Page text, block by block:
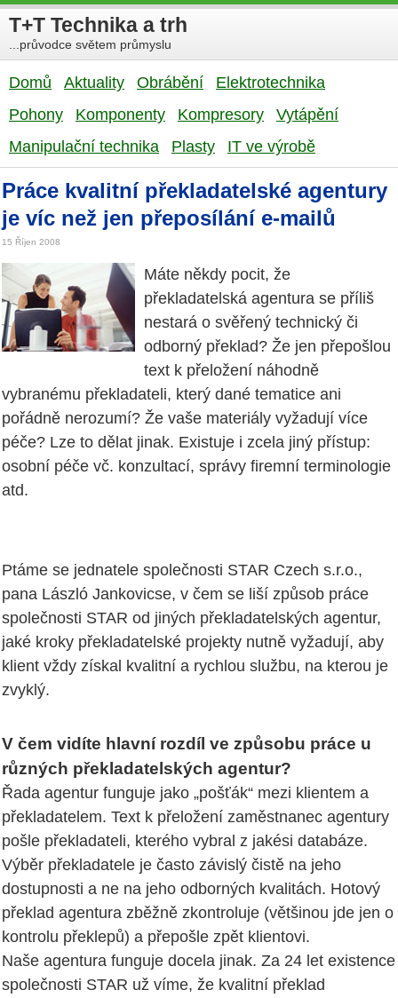
T+T Technika a trh
...průvodce světem průmyslu
Domů Aktuality Obrábění
Elektrotechnika
Pohony
Komponenty Kompresory
Vytápění
Manipulační technika
Plasty IT ve výrobě
Práce kvalitní překladatelské agentury
je víc než jen přeposílání e-mailů
15 Říjen 2008
Máte někdy pocit, že
překladatelská agentura se příliš
nestará o svěřený technický či
odborný překlad? Že jen přepošlou
text k přeložení náhodně
vybranému překladateli, který dané tematice ani
pořádně nerozumí? Že vaše materiály vyžadují více
péče? Lze to dělat jinak. Existuje i zcela jiný přístup:
osobní péče vč. konzultací, správy firemní terminologie
atd.
Ptáme se jednatele společnosti STAR Czech s.r.o.,
pana László Jankovicse, v čem se liší způsob práce
společnosti STAR od jiných překladatelských agentur,
jaké kroky překladatelské projekty nutně vyžadují, aby
klient vždy získal kvalitní a rychlou službu, na kterou je
zvyklý.
V čem vidíte hlavní rozdíl ve způsobu práce u
různých překladatelských agentur?
Řada agentur funguje jako „pošťák“ mezi klientem a
překladatelem. Text k přeložení zaměstnanec agentury
pošle překladateli, kterého vybral z jakési databáze.
Výběr překladatele je často závislý čistě na jeho
dostupnosti a ne na jeho odborných kvalitách. Hotový
překlad agentura zběžně zkontroluje (většinou jde jen o
kontrolu překlepů) a přepošle zpět klientovi.
Naše agentura funguje docela jinak. Za 24 let existence
společnosti STAR už víme, že kvalitní překlad